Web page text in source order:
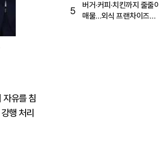
유를 침
행 처리
5
버거·커피·치킨까지 줄줄이
매물…외식 프랜차이즈